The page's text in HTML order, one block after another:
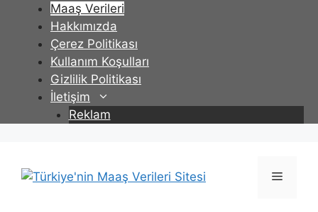
Maaş Verileri
Hakkımızda
Çerez Politikası
Kullanım Koşulları
Gizlilik Politikası
İletişim
Reklam
Menü